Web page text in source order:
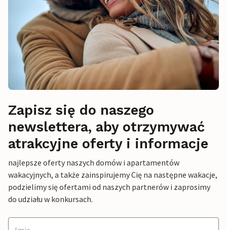
Zapisz się do naszego
newslettera, aby otrzymywać
atrakcyjne oferty i informacje
najlepsze oferty naszych domów i apartamentów
wakacyjnych, a także zainspirujemy Cię na następne wakacje,
podzielimy się ofertami od naszych partnerów i zaprosimy
do udziału w konkursach.